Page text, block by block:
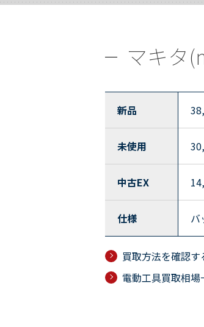
マキタ
新品
未使用
中古EX
仕様 バ
買取方法を確認す
電動工具買取相場